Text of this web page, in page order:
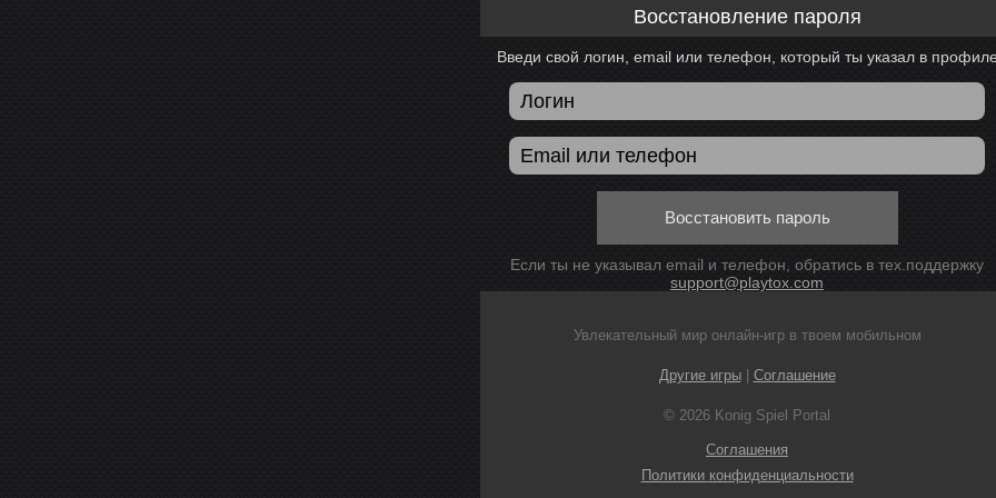
Восстановление пароля
Введи свой логин, email или телефон, который ты указал в
Восстановить пароль
Если ты не указывал email и телефон, обратись в тех.поддержку
support@playtox.com
Увлекательный мир онлайн-игр в твоем мобильном
Другие игры| Соглашение
© 2026 Konig Spiel Portal
Соглашения
Политики конфиденциальности